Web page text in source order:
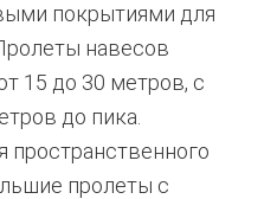
покрытиями для
навесов
15 до 30 метров, с
до пика.
пространственного
пролеты с